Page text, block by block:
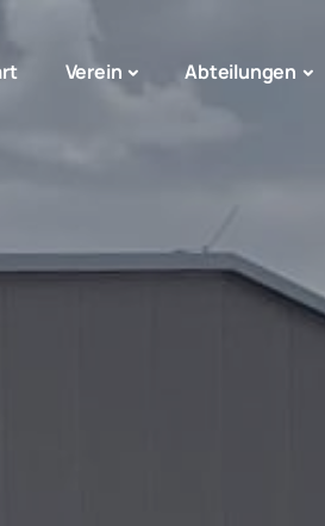
Verein Abteilungen